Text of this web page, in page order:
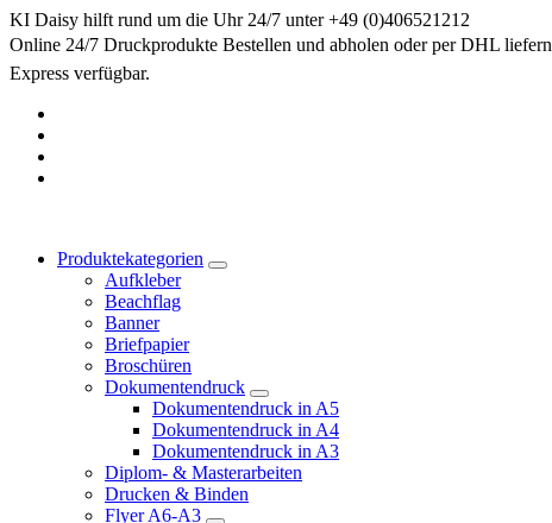
Springe
zum
KI Daisy hilft rund um die Uhr 24/7 unter +49 (0)406521212
Online 24/7 Druckprodukte Bestellen und abholen oder per DHL
Express verfügbar.
Produktekategorien
Aufkleber
Beachflag
Banner
Briefpapier
Broschüren
Dokumentendruck
Dokumentendruck in A5
Dokumentendruck in A4
Dokumentendruck in A3
Diplom- & Masterarbeiten
Drucken & Binden
Flyer A6-A3